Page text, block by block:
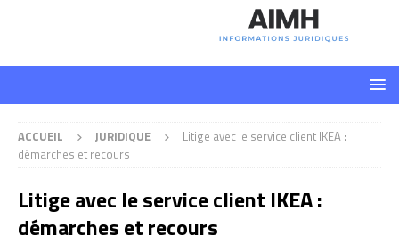
ACCUEIL JURIDIQUE
Litige avec le service client IKEA :
démarches et recours
Litige avec le service client IKEA :
démarches et recours